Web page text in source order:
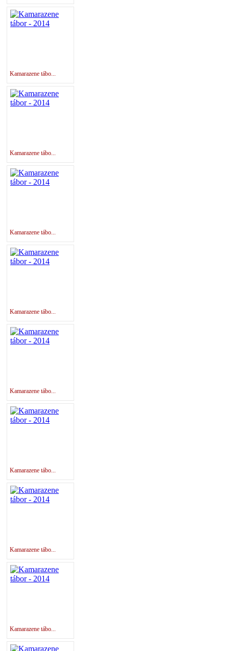
Kamarazene tábo...
Kamarazene tábo...
Kamarazene tábo...
Kamarazene tábo...
Kamarazene tábo...
Kamarazene tábo...
Kamarazene tábo...
Kamarazene tábo...